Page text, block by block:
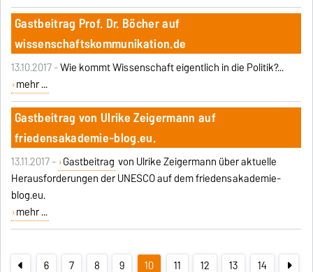
Gastbeitrag Prof. Dr. Böcher auf
wissenschaftskommunikation.de
13.10.2017 -Wie kommt Wissenschaft eigentlich in die Politik?...
mehr ...
Gastbeitrag von Ulrike Zeigermann auf
friedensakademie-blog.eu.
13.11.2017 - Gastbeitrag von Ulrike Zeigermann über aktuelle
Herausforderungen der UNESCO auf dem friedensakademie-
blog.eu.
mehr ...
6 7 8 9 10 11 12 13 14